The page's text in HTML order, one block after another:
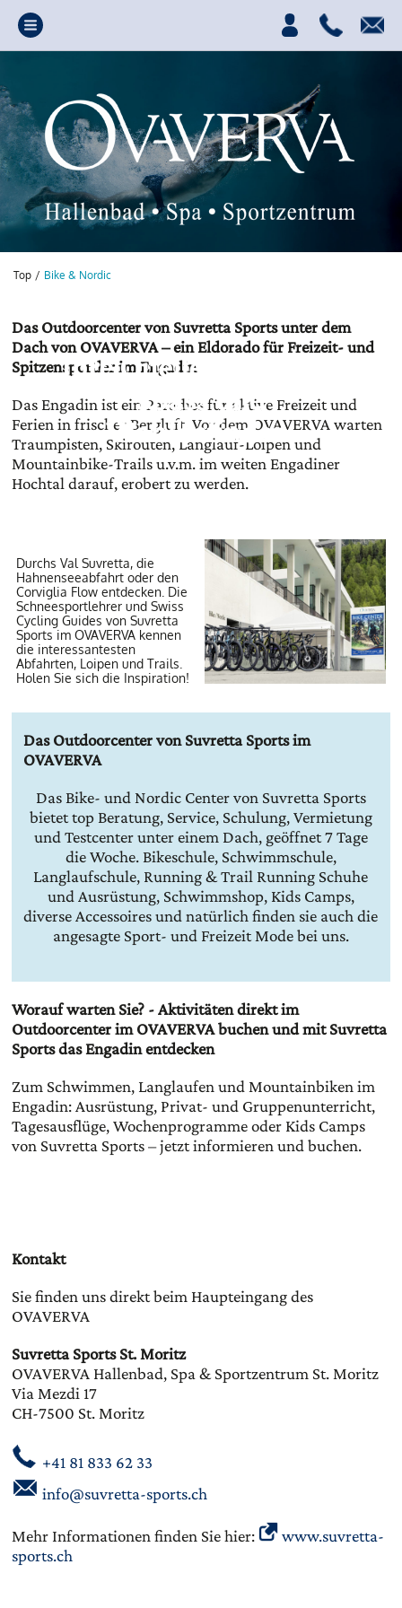
Ihre Quelle für Power,
Spass und
Wohlbefinden.
Top / Bike & Nordic
Das Outdoorcenter von Suvretta Sports unter dem
Dach von OVAVERVA – ein Eldorado für Freizeit- und
Spitzensportler im Engadin
Das Engadin ist ein Paradies für aktive Freizeit und
Ferien in frischer Bergluft. Vor dem OVAVERVA warten
Traumpisten, Skirouten, Langlauf-Loipen und
Mountainbike-Trails u.v.m. im weiten Engadiner
Hochtal darauf, erobert zu werden.
Durchs Val Suvretta, die
Hahnenseeabfahrt oder den
Corviglia Flow entdecken. Die
Schneesportlehrer und Swiss
Cycling Guides von Suvretta
Sports im OVAVERVA kennen
die interessantesten
Abfahrten, Loipen und Trails.
Holen Sie sich die Inspiration!
Das Outdoorcenter von Suvretta Sports im
OVAVERVA
Das Bike- und Nordic Center von Suvretta Sports
bietet top Beratung, Service, Schulung, Vermietung
und Testcenter unter einem Dach, geöffnet 7 Tage
die Woche. Bikeschule, Schwimmschule,
Langlaufschule, Running & Trail Running Schuhe
und Ausrüstung, Schwimmshop, Kids Camps,
diverse Accessoires und natürlich finden sie auch die
angesagte Sport- und Freizeit Mode bei uns.
Worauf warten Sie? - Aktivitäten direkt im
Outdoorcenter im OVAVERVA buchen und mit Suvretta
Sports das Engadin entdecken
Zum Schwimmen, Langlaufen und Mountainbiken im
Engadin: Ausrüstung, Privat- und Gruppenunterricht,
Tagesausflüge, Wochenprogramme oder Kids Camps
von Suvretta Sports – jetzt informieren und buchen.
Kontakt
Sie finden uns direkt beim Haupteingang des
OVAVERVA
Suvretta Sports St. Moritz
OVAVERVA Hallenbad, Spa & Sportzentrum St. Moritz
Via Mezdi 17
CH-7500 St. Moritz
+41 81 833 62 33
info@suvretta-sports.ch
Mehr Informationen finden Sie hier:
www.suvretta-
sports.ch